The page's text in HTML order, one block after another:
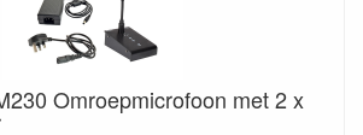
Omroepmicrofoon met 2 x